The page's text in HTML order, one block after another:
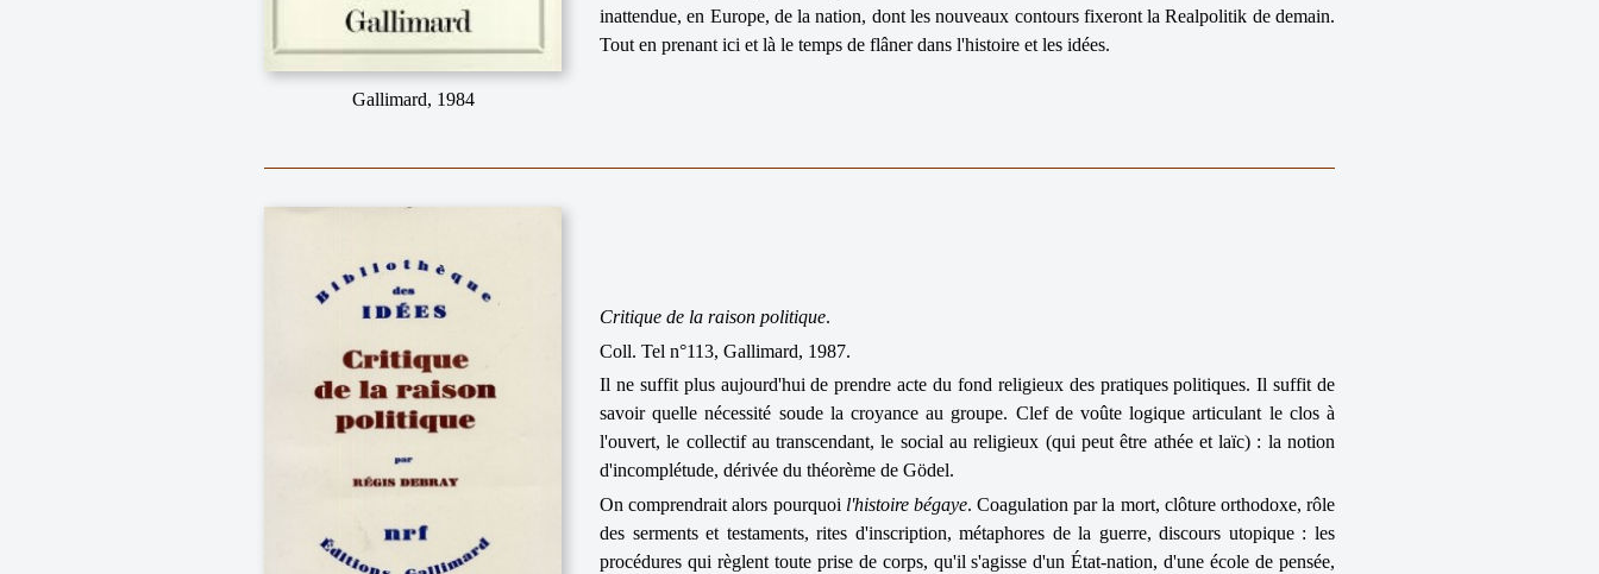
Gallimard, 1984
inattendue, en Europe, de la nation, dont les nouveaux contours fixeront la Realpolitik de demain.
Tout en prenant ici et là le temps de flâner dans l'histoire et les idées.
Critique de la raison politique.
Coll. Tel n°113, Gallimard, 1987.
Il ne suffit plus aujourd'hui de prendre acte du fond religieux des pratiques politiques. Il suffit de
savoir quelle nécessité soude la croyance au groupe. Clef de voûte logique articulant le clos à
l'ouvert, le collectif au transcendant, le social au religieux (qui peut être athée et laïc) : la notion
d'incomplétude, dérivée du théorème de Gödel.
On comprendrait alors pourquoi l'histoire bégaye. Coagulation par la mort, clôture orthodoxe, rôle
des serments et testaments, rites d'inscription, métaphores de la guerre, discours utopique : les
procédures qui règlent toute prise de corps, qu'il s'agisse d'un État-nation, d'une école de pensée,